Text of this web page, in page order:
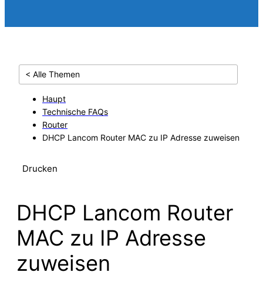
< Alle Themen
Haupt
Technische FAQs
Router
DHCP Lancom Router MAC zu IP Adresse zuweisen
Drucken
DHCP Lancom Router
MAC zu IP Adresse
zuweisen